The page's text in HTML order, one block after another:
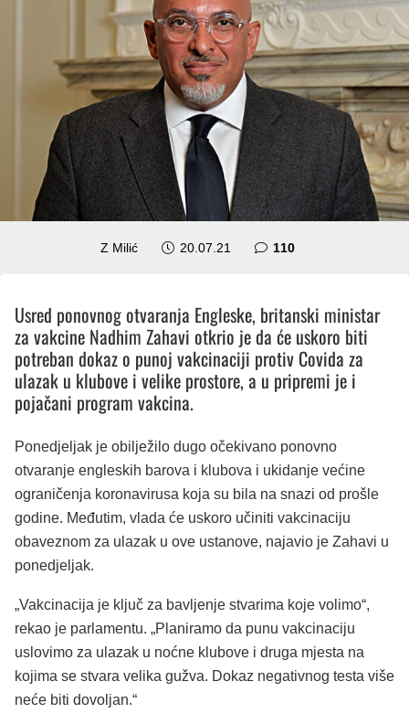
Z Milić 20.07.21 110komentara
Usred ponovnog otvaranja Engleske, britanski ministar
za vakcine Nadhim Zahavi otkrio je da će uskoro biti
potreban dokaz o punoj vakcinaciji protiv Covida za
ulazak u klubove i velike prostore, a u pripremi je i
pojačani program vakcina.
Ponedjeljak je obilježilo dugo očekivano ponovno
otvaranje engleskih barova i klubova i ukidanje većine
ograničenja koronavirusa koja su bila na snazi od prošle
godine. Međutim, vlada će uskoro učiniti vakcinaciju
obaveznom za ulazak u ove ustanove, najavio je Zahavi u
ponedjeljak.
„Vakcinacija je ključ za bavljenje stvarima koje volimo“,
rekao je parlamentu. „Planiramo da punu vakcinaciju
uslovimo za ulazak u noćne klubove i druga mjesta na
kojima se stvara velika gužva. Dokaz negativnog testa više
neće biti dovoljan.“